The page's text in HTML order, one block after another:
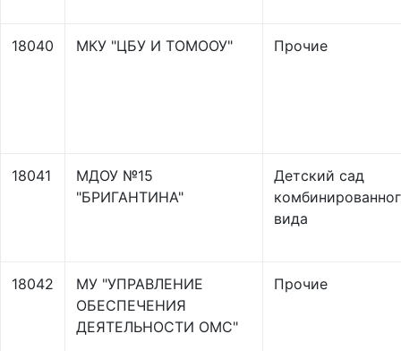
18040 МКУ "ЦБУ И ТОМООУ" Прочие
18041
МДОУ №15
"БРИГАНТИНА"
Детский сад
вида
18042
МУ "УПРАВЛЕНИЕ
ОБЕСПЕЧЕНИЯ
ДЕЯТЕЛЬНОСТИ ОМС"
Прочие